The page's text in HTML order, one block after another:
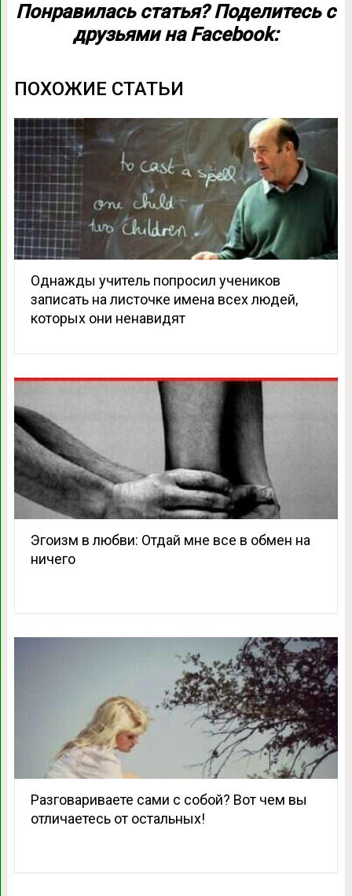
Понравилась статья? Поделитесь с
друзьями на Facebook:
ПОХОЖИЕ СТАТЬИ
Однажды учитель попросил учеников
записать на листочке имена всех людей,
которых они ненавидят
Эгоизм в любви: Отдай мне все в обмен на
ничего
Разговариваете сами с собой? Вот чем вы
отличаетесь от остальных!